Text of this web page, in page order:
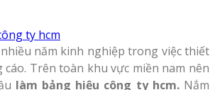
năm kinh nghiệp trong việc thiết
cáo. Trên toàn khu vực miền nam nên
làm bảng hiệu công ty hcm. Nắm